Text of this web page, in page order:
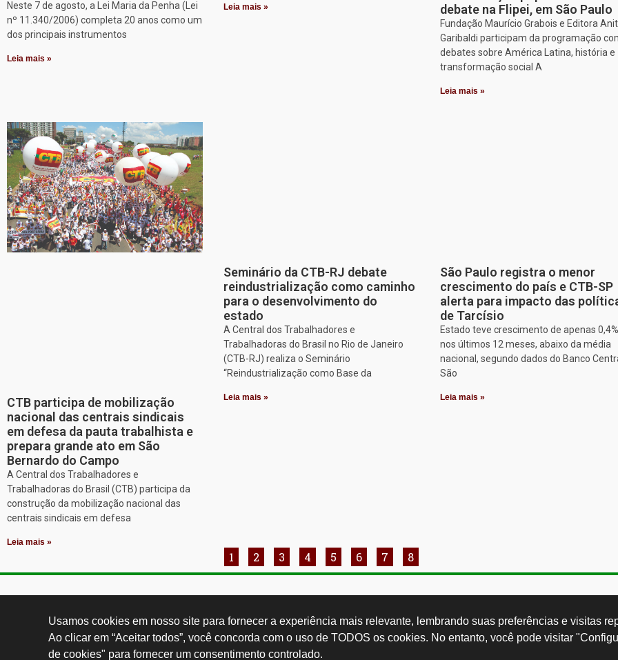
Neste 7 de agosto, a Lei Maria da Penha (Lei
nº 11.340/2006) completa 20 anos como um
dos principais instrumentos
Leia mais »
Leia mais »
debate na Flipei, em São Paulo
Fundação Maurício Grabois e Editora
Garibaldi participam da programação
debates sobre América Latina, história e
transformação social A
Leia mais »
CTB participa de mobilização
nacional das centrais sindicais
em defesa da pauta trabalhista e
prepara grande ato em São
Bernardo do Campo
A Central dos Trabalhadores e
Trabalhadoras do Brasil (CTB) participa da
construção da mobilização nacional das
centrais sindicais em defesa
Leia mais »
Seminário da CTB-RJ debate
reindustrialização como caminho
para o desenvolvimento do
estado
A Central dos Trabalhadores e
Trabalhadoras do Brasil no Rio de Janeiro
(CTB-RJ) realiza o Seminário
“Reindustrialização como Base da
Leia mais »
São Paulo registra o menor
crescimento do país e CTB-SP
alerta para impacto das
de Tarcísio
Estado teve crescimento de apenas 0,4%
nos últimos 12 meses, abaixo da média
nacional, segundo dados do Banco
São
Leia mais »
1 2 3 4 5 6 7 8
Paulo - SP -
Usamos cookies em nosso site para fornecer a experiência mais relevante, lembrando suas preferências e visitas
Ao clicar em “Aceitar todos”, você concorda com o uso de TODOS os cookies. No entanto, você pode visitar
de cookies" para fornecer um consentimento controlado.